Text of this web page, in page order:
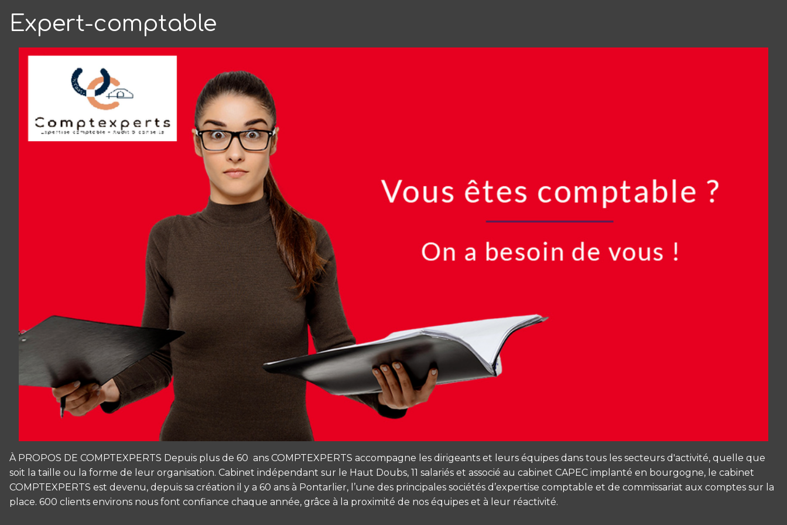
Expert-comptable
À PROPOS DE COMPTEXPERTS Depuis plus de 60 ans COMPTEXPERTS accompagne les dirigeants et leurs équipes dans tous les secteurs d'activité, quelle que
soit la taille ou la forme de leur organisation. Cabinet indépendant sur le Haut Doubs, 11 salariés et associé au cabinet CAPEC implanté en bourgogne, le cabinet
COMPTEXPERTS est devenu, depuis sa création il y a 60 ans à Pontarlier, l’une des principales sociétés d’expertise comptable et de commissariat aux comptes sur la
place. 600 clients environs nous font confiance chaque année, grâce à la proximité de nos équipes et à leur réactivité.